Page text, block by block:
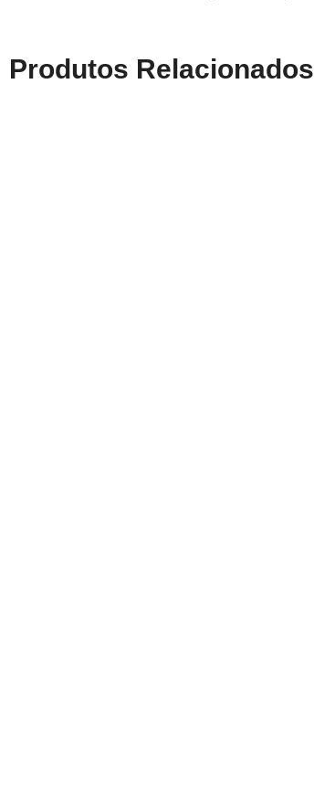
Produtos Relacionados